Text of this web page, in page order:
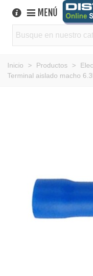
MENÚ
Inicio > Productos >
Terminal aislado macho